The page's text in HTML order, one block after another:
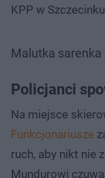
KPP w
Malutka sarenka
Policjanci
Na miejsce
Funkcjonariusze
ruch, aby nikt nie
Mundurowi